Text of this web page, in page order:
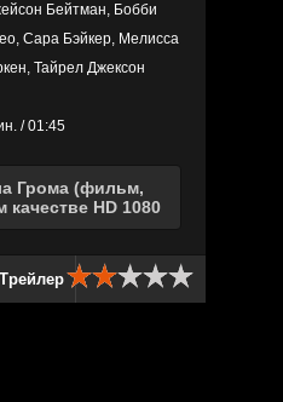
Бейтман, Бобби
Сара Бэйкер, Мелисса
Тайрел Джексон
/ 01:45
Грома (фильм,
HD 1080
Трейлер